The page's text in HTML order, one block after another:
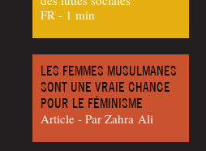
FR - 1 min
LES FEMMES MUSULMANES
SONT UNE VRAIE CHANCE
POUR LE FÉMINISME
Article - Par Zah­ra Ali